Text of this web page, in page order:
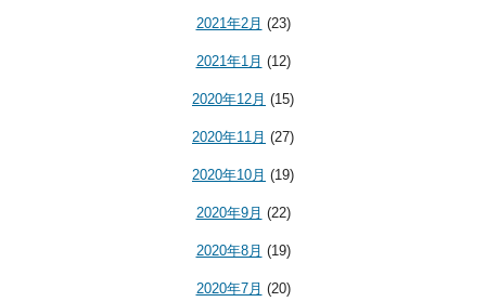
2021年2月 (23)
2021年1月 (12)
2020年12月 (15)
2020年11月 (27)
2020年10月 (19)
2020年9月 (22)
2020年8月 (19)
2020年7月 (20)